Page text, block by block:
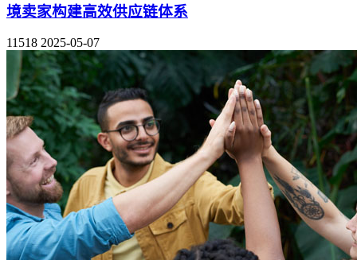
境卖家构建高效供应链体系
11518 2025-05-07